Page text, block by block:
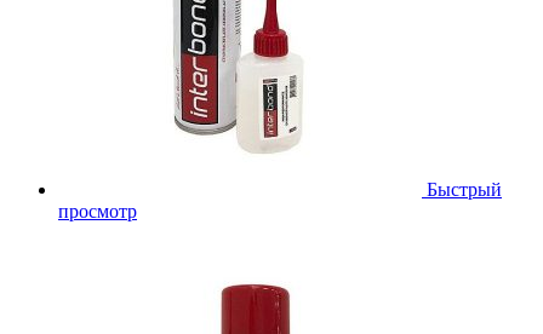
Быстрый
просмотр